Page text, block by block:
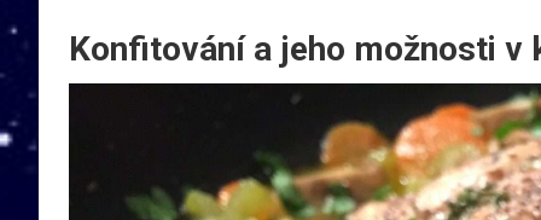
Konfitování a jeho možnosti v